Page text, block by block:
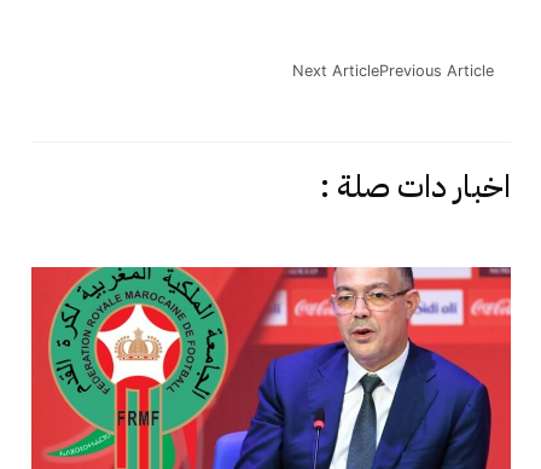
Previous Article
Next Article
اخبار دات صلة :